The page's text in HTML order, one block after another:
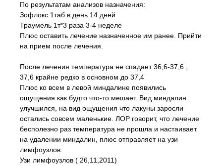
По результатам анализов назначения:
Зофлокс 1таб в день 14 дней
Траумель 1т*3 раза 3-4 неделе
Плюс оставить лечение назначенное им ранее. Прийти
на прием после лечения.
После лечения температура не спадает 36,6-37,6 ,
37,6 крайне редко в основном до 37,4
Плюс ко всем в левой миндалине появились
ощущения как будто что-то мешает. Вид миндалин
улучшился, на вид ощущения что лакуны заросли
остались совсем маленькие. ЛОР говорит, что лечение
бесполезно раз температура не прошла и настаивает
на удалении миндалин, плюс отправляет на узи
лимфоузлов.
Узи лимфоузлов ( 26,11,2011)